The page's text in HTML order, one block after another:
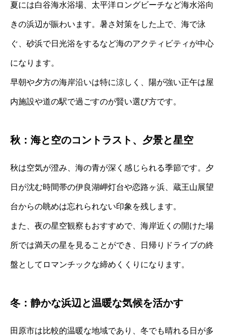
夏には白谷海水浴場、太平洋ロングビーチなど海水浴向
きの浜辺が賑わいます。暑さ対策をした上で、海で泳
ぐ、砂浜で日光浴をするなど海のアクティビティが中心
になります。
早朝や夕方の海岸沿いは特に涼しく、陽が強い正午は屋
内施設や道の駅で過ごすのが賢い選び方です。
秋：海と空のコントラスト、夕景と星空
秋は空気が澄み、海の青が深く感じられる季節です。夕
日が沈む時間帯の伊良湖岬灯台や恋路ヶ浜、蔵王山展望
台からの眺めは忘れられない印象を残します。
また、夜の星空観察もおすすめで、海岸近くの開けた場
所では満天の星を見ることができ、日帰りドライブの終
盤としてロマンチックな締めくくりになります。
冬：静かな浜辺と温暖な気候を活かす
田原市は比較的温暖な地域であり、冬でも晴れる日が多